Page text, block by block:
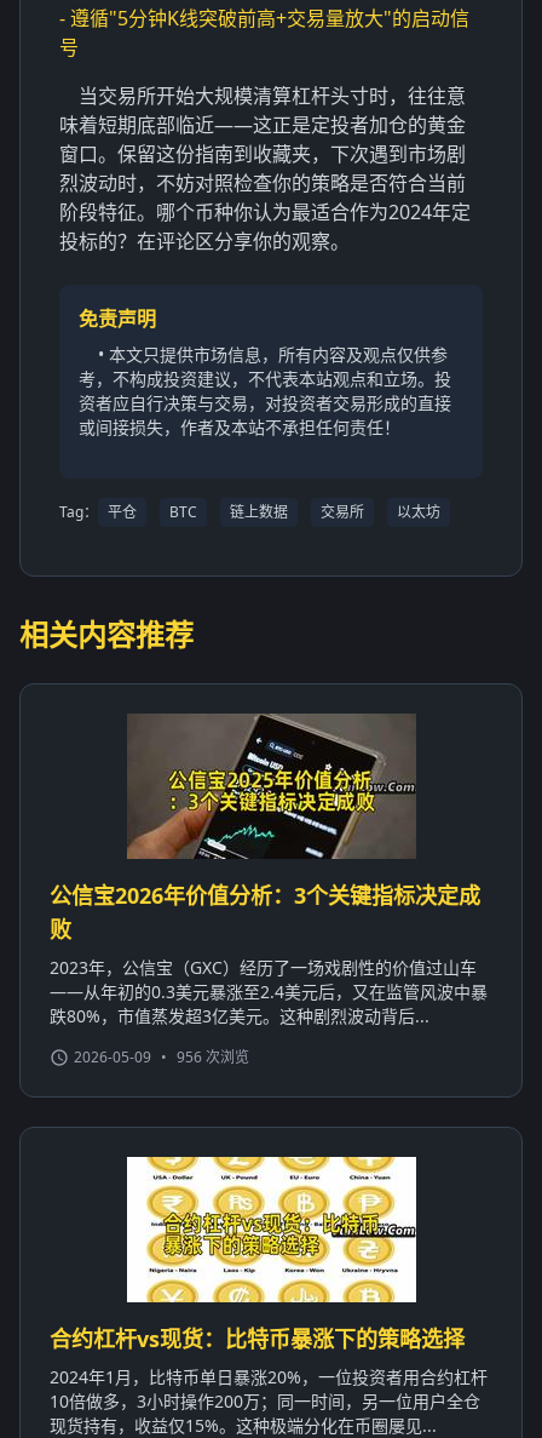
- 遵循"5分钟K线突破前高+交易量放大"的启动信
号
当交易所开始大规模清算杠杆头寸时，往往意
味着短期底部临近——这正是定投者加仓的黄金
窗口。保留这份指南到收藏夹，下次遇到市场剧
烈波动时，不妨对照检查你的策略是否符合当前
阶段特征。哪个币种你认为最适合作为2024年定
投标的？在评论区分享你的观察。
免责声明
• 本文只提供市场信息，所有内容及观点仅供参
考，不构成投资建议，不代表本站观点和立场。投
资者应自行决策与交易，对投资者交易形成的直接
或间接损失，作者及本站不承担任何责任！
Tag： 平仓 BTC 链上数据 交易所 以太坊
相关内容推荐
公信宝2026年价值分析：3个关键指标决定成
败
2023年，公信宝（GXC）经历了一场戏剧性的价值过山车
——从年初的0.3美元暴涨至2.4美元后，又在监管风波中暴
跌80%，市值蒸发超3亿美元。这种剧烈波动背后...
2026-05-09 • 956 次浏览
合约杠杆vs现货：比特币暴涨下的策略选择
2024年1月，比特币单日暴涨20%，一位投资者用合约杠杆
10倍做多，3小时操作200万；同一时间，另一位用户全仓
现货持有，收益仅15%。这种极端分化在币圈屡见...